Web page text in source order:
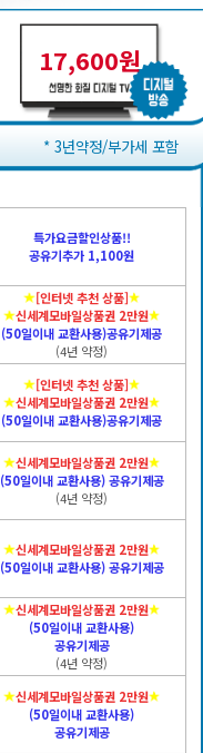
17,600원
* 3년약정/부가세 포함
특가요금할인상품!!
공유기추가 1,100원
[인터넷 추천 상품]
신세계모바일상품권 2만원
(50일이내 교환사용)공유기제공
(4년 약정)
[인터넷 추천 상품]
신세계모바일상품권 2만원
(50일이내 교환사용)공유기제공
신세계모바일상품권 2만원
(50일이내 교환사용) 공유기제공
(4년 약정)
신세계모바일상품권 2만원
(50일이내 교환사용) 공유기제공
신세계모바일상품권 2만원
(50일이내 교환사용)
공유기제공
(4년 약정)
신세계모바일상품권 2만원
(50일이내 교환사용)
공유기제공